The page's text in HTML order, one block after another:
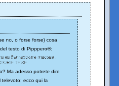
no, o forse forse) cosa
testo di Pipppero®:
Ma adesso potrete dire
ecco qui la